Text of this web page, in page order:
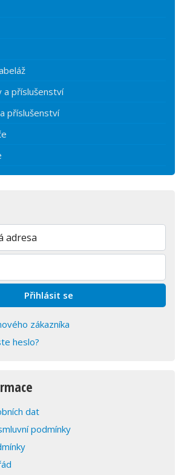
a příslušenství
příslušenství
zákazníka
heslo?
dat
podmínky